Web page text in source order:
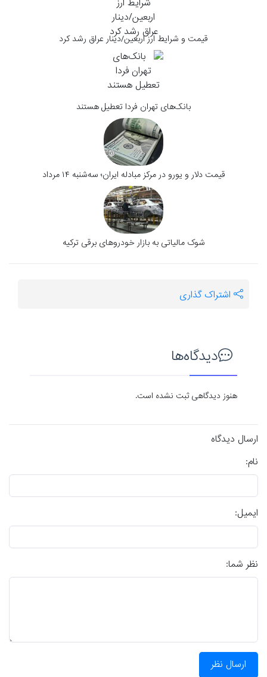
قیمت و شرایط ارز اربعین/دینار عراق رشد کرد
بانک‌های تهران فردا تعطیل هستند
قیمت دلار و یورو در مرکز مبادله ایران؛ سه‌شنبه ۱۴ مرداد
شوک مالیاتی به بازار خودروهای برقی ترکیه
اشتراک گذاری
دیدگاه‌ها
هنوز دیدگاهی ثبت نشده است.
ارسال دیدگاه
نام:
ایمیل:
نظر شما:
ارسال نظر